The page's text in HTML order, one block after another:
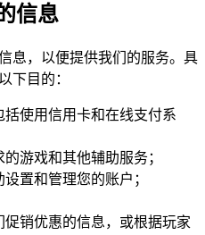
信息
息，以便提供我们的服务。具
下目的：
使用信用卡和在线支付系
游戏和其他辅助服务；
置和管理您的账户；
销优惠的信息，或根据玩家